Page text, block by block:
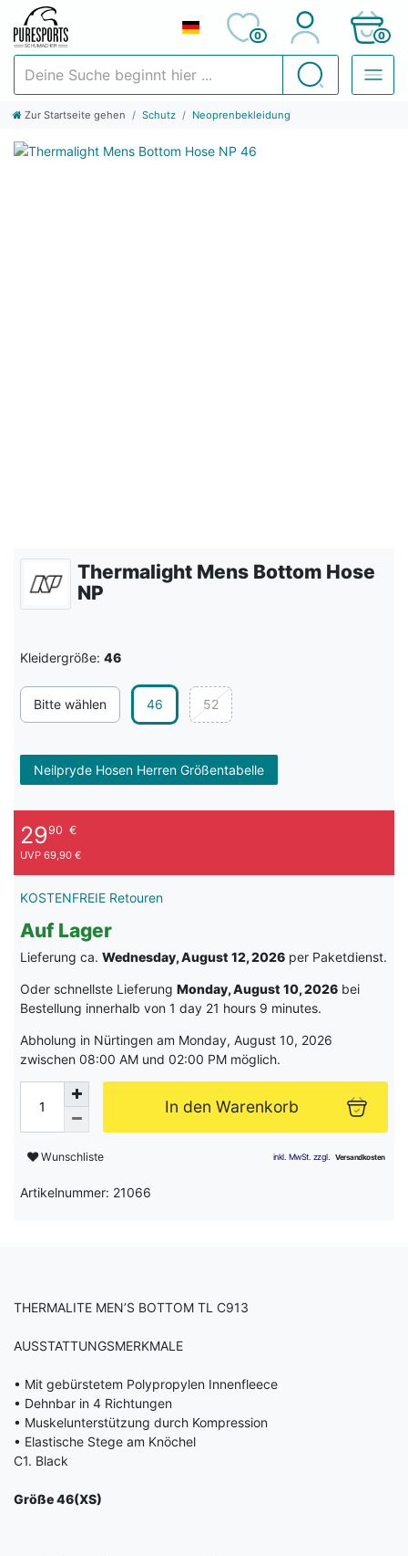
Suchen
0 0
Zur Startseite gehen Schutz Neoprenbekleidung
Thermalight Mens Bottom Hose
NP
Kleidergröße: 46
Bitte wählen 46 52
Neilpryde Hosen Herren Größentabelle
2990 €
UVP 69,90 €
KOSTENFREIE Retouren
Auf Lager
Lieferung ca. Wednesday, August 12, 2026 per Paketdienst.
Oder schnellste Lieferung Monday, August 10, 2026 bei
Bestellung innerhalb von 1 day 21 hours 9 minutes.
Abholung in Nürtingen am Monday, August 10, 2026
zwischen 08:00 AM und 02:00 PM möglich.
In den Warenkorb
Wunschliste
Artikelnummer: 21066
THERMALITE MEN’S BOTTOM TL C913
AUSSTATTUNGSMERKMALE
• Mit gebürstetem Polypropylen Innenfleece
• Dehnbar in 4 Richtungen
• Muskelunterstützung durch Kompression
• Elastische Stege am Knöchel
C1. Black
Größe 46(XS)